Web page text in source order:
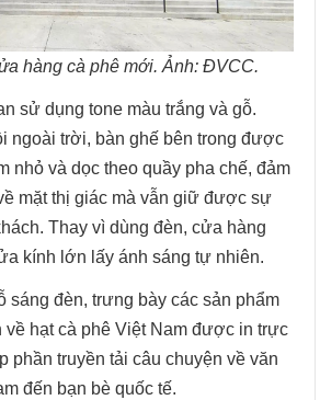
hàng cà phê mới. Ảnh: ĐVCC.
sử dụng tone màu trắng và gỗ.
ngoài trời, bàn ghế bên trong được
nhỏ và dọc theo quầy pha chế, đảm
mặt thị giác mà vẫn giữ được sự
Thay vì dùng đèn, cửa hàng
kính lớn lấy ánh sáng tự nhiên.
sáng đèn, trưng bày các sản phẩm
về hạt cà phê Việt Nam được in trực
phần truyền tải câu chuyện về văn
đến bạn bè quốc tế.